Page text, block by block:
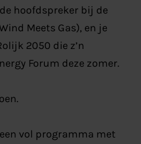
hoofdspreker bij de
Meets Gas), en je
2050 die z’n
Forum deze zomer.
vol programma met